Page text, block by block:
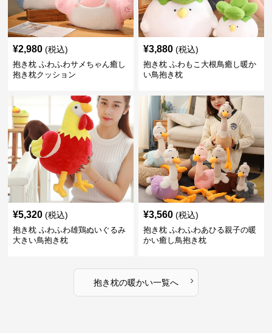
¥2,980 (税込)
抱き枕 ふわふわサメちゃん癒し
抱き枕クッション
¥3,880 (税込)
抱き枕 ふわもこ大根鳥癒し暖か
い鳥抱き枕
¥5,320 (税込)
抱き枕 ふわふわ雄鶏ぬいぐるみ
大きい鳥抱き枕
¥3,560 (税込)
抱き枕 ふわふわあひる親子の暖
かい癒し鳥抱き枕
抱き枕の暖かい一覧へ ›